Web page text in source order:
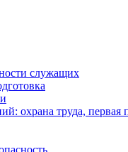
служащих
охрана труда,